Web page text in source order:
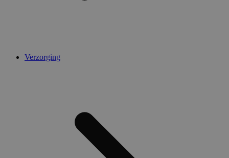
Verzorging